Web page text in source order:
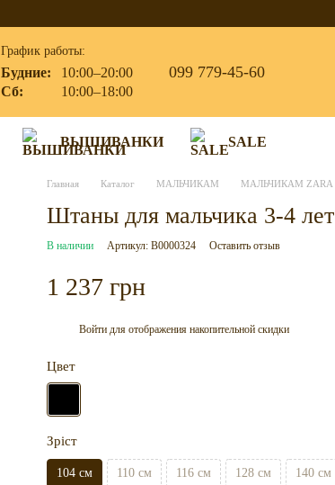
График работы:
Будние:
10:00–20:00
Сб:
10:00–18:00
099 779-45-60
ВЫШИВАНКИ SALE
Главная Каталог МАЛЬЧИКАМ МАЛЬЧИКАМ ZARA
Штаны для мальчика 3-4 лет
В наличии Артикул: B0000324 Оставить отзыв
1 237 грн
Войти для отображения накопительной скидки
Цвет
Зріст
104 см 110 см 116 см 128 см 140 см